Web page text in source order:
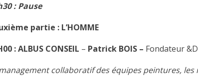
: Pause
partie : L’HOMME
: ALBUS CONSEIL – Patrick BOIS – Fondateur
collaboratif des équipes peintures, les